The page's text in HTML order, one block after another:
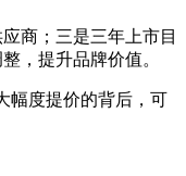
商；三是三年上市目
，提升品牌价值。
幅度提价的背后，可